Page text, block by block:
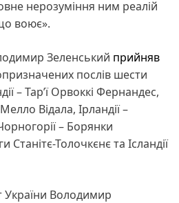
нерозуміння ним реалій
воює».
Зеленський прийняв
послів шести
– Тар’ї Орвоккі Фернандес,
Відала, Ірландії –
– Борянки
Станітє-Толочкєнє та Ісландії
України Володимир